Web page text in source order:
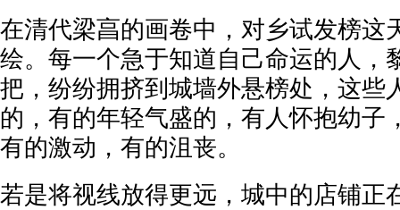
在清代梁亯的画卷中，对乡试发榜这
绘。每一个急于知道自己命运的人，
把，纷纷拥挤到城墙外悬榜处，这些
的，有的年轻气盛的，有人怀抱幼子
有的激动，有的沮丧。
若是将视线放得更远，城中的店铺正